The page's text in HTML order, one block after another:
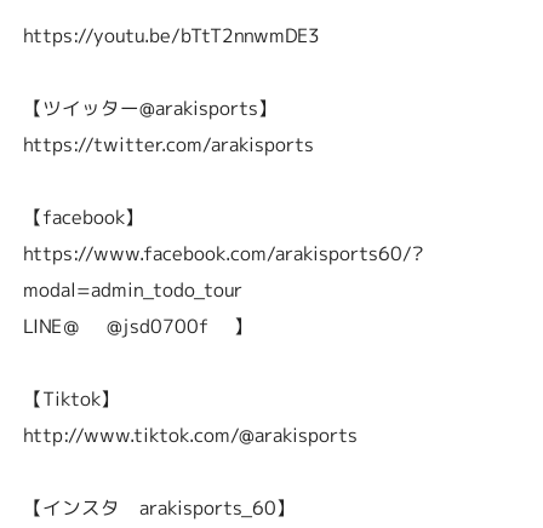
https://youtu.be/bTtT2nnwmDE3
【ツイッター@arakisports】
https://twitter.com/arakisports
【facebook】
https://www.facebook.com/arakisports60/?
modal=admin_todo_tour
LINE＠ @jsd0700f 】
【Tiktok】
http://www.tiktok.com/@arakisports
【インスタ arakisports_60】